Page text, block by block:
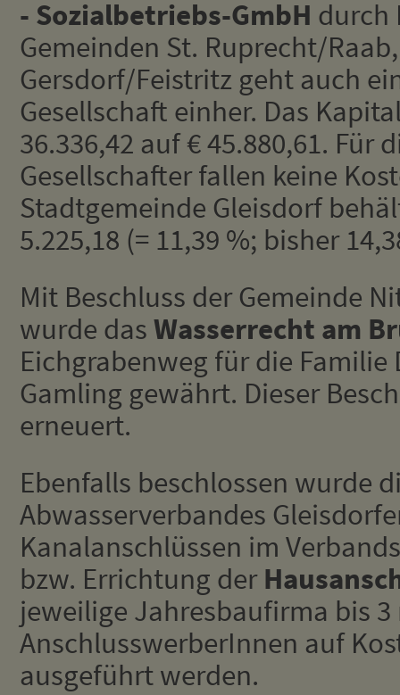
- Sozialbetriebs-GmbH durch
Gemeinden St. Ruprecht/
Gersdorf/Feistritz geht auch
Gesellschaft einher. Das
36.336,42 auf € 45.880,61. Für
Gesellschafter fallen keine
Stadtgemeinde Gleisdorf
5.225,18 (= 11,39 %; bisher
Mit Beschluss der Gemeinde
wurde dasWasserrecht am
Eichgrabenweg für die Familie
Gamling gewährt. Dieser
erneuert.
Ebenfalls beschlossen wurde
Abwasserverbandes
Kanalanschlüssen im
bzw. Errichtung der
jeweilige Jahresbaufirma bis
AnschlusswerberInnen auf
ausgeführt werden.